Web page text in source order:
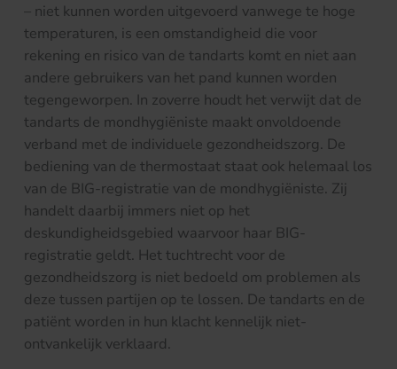
– niet kunnen worden uitgevoerd vanwege te hoge
temperaturen, is een omstandigheid die voor
rekening en risico van de tandarts komt en niet aan
andere gebruikers van het pand kunnen worden
tegengeworpen. In zoverre houdt het verwijt dat de
tandarts de mondhygiëniste maakt onvoldoende
verband met de individuele gezondheidszorg. De
bediening van de thermostaat staat ook helemaal los
van de BIG-registratie van de mondhygiëniste. Zij
handelt daarbij immers niet op het
deskundigheidsgebied waarvoor haar BIG-
registratie geldt. Het tuchtrecht voor de
gezondheidszorg is niet bedoeld om problemen als
deze tussen partijen op te lossen. De tandarts en de
patiënt worden in hun klacht kennelijk niet-
ontvankelijk verklaard.